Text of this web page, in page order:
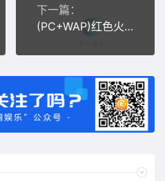
下一篇：
(PC+WAP)红色火锅加盟网站pbootcms模板 餐饮美食网站源码